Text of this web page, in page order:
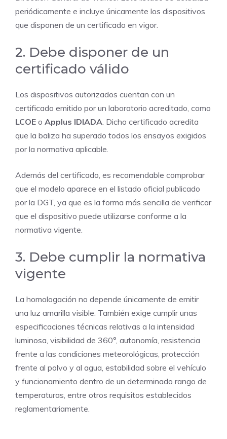
periódicamente e incluye únicamente los dispositivos
que disponen de un certificado en vigor.
2. Debe disponer de un
certificado válido
Los dispositivos autorizados cuentan con un
certificado emitido por un laboratorio acreditado, como
LCOE o Applus IDIADA . Dicho certificado acredita
que la baliza ha superado todos los ensayos exigidos
por la normativa aplicable.
Además del certificado, es recomendable comprobar
que el modelo aparece en el listado oficial publicado
por la DGT, ya que es la forma más sencilla de verificar
que el dispositivo puede utilizarse conforme a la
normativa vigente.
3. Debe cumplir la normativa
vigente
La homologación no depende únicamente de emitir
una luz amarilla visible. También exige cumplir unas
especificaciones técnicas relativas a la intensidad
luminosa, visibilidad de 360°, autonomía, resistencia
frente a las condiciones meteorológicas, protección
frente al polvo y al agua, estabilidad sobre el vehículo
y funcionamiento dentro de un determinado rango de
temperaturas, entre otros requisitos establecidos
reglamentariamente.